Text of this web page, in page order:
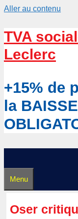
Aller au contenu
TVA
Leclerc
+15% de
la
Menu
Oser